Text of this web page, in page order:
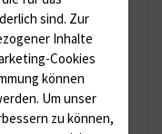
sind. Zur
Inhalte
Cookies
können
Um unser
zu können,